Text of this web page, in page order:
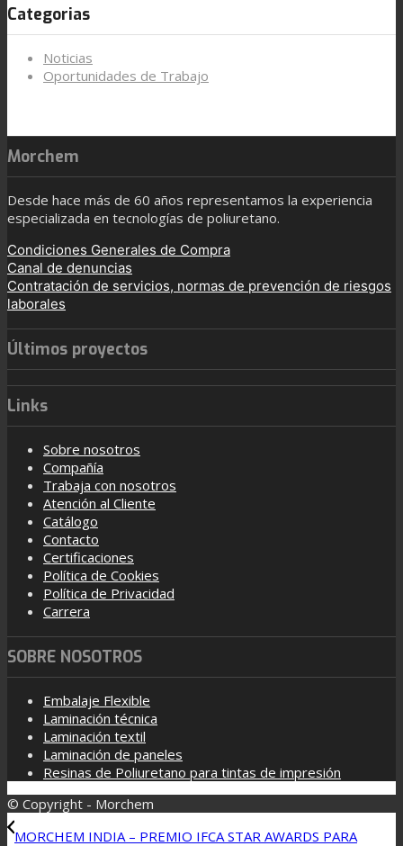
Categorias
Noticias
Oportunidades de Trabajo
Morchem
Desde hace más de 60 años representamos la experiencia
especializada en tecnologías de poliuretano.
Condiciones Generales de Compra
Canal de denuncias
Contratación de servicios, normas de prevención de riesgos
laborales
Últimos proyectos
Links
Sobre nosotros
Compañía
Trabaja con nosotros
Atención al Cliente
Catálogo
Contacto
Certificaciones
Política de Cookies
Política de Privacidad
Carrera
SOBRE NOSOTROS
Embalaje Flexible
Laminación técnica
Laminación textil
Laminación de paneles
Resinas de Poliuretano para tintas de impresión
© Copyright - Morchem
MORCHEM INDIA – PREMIO IFCA STAR AWARDS PARA